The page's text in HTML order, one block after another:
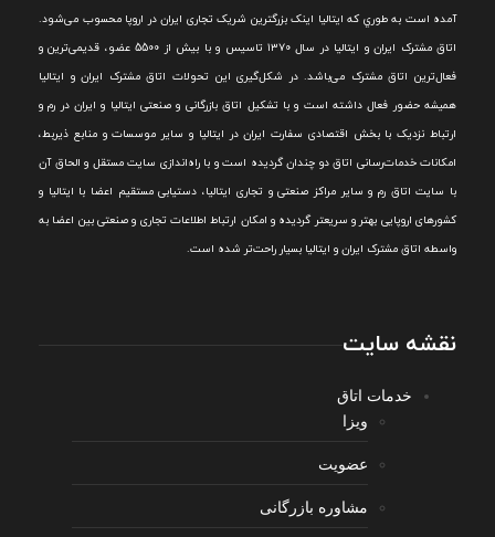
آمده است به طوري که ايتاليا اينک بزرگترين شريک تجاری ايران در اروپا محسوب می‌شود.
اتاق مشترک ایران و ایتالیا در سال ۱۳۷۰ تاسیس و با بیش از 5500 عضو، قدیمی‌ترین و
فعال‌ترین اتاق مشترک می‌باشد.در شکل‌گيری اين تحولات اتاق مشترک ايران و ايتاليا
هميشه حضور فعال داشته است و با تشکيل اتاق بازرگانی و صنعتی ايتاليا و ايران در رم و
ارتباط نزديک با بخش اقتصادی سفارت ايران در ايتاليا و ساير موسسات و منابع ذيربط،
امکانات خدمات‌رسانی اتاق دو چندان گرديده است و با راه‌اندازی سايت مستقل و الحاق آن
با سايت اتاق رم و ساير مراکز صنعتی و تجاری ايتاليا، دستيابی مستقيم اعضا با ايتاليا و
کشورهای اروپایی بهتر و سريعتر گرديده و امکان ارتباط اطلاعات تجاری و صنعتی بين اعضا به
واسطه اتاق مشترک ایران و ایتالیا بسیار راحت‌تر شده است.
نقشه سایت
خدمات اتاق
ویزا
عضویت
مشاوره بازرگانی